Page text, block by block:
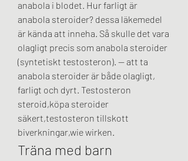
anabola i blodet. Hur farligt är
anabola steroider? dessa läkemedel
är kända att inneha. Så skulle det vara
olagligt precis som anabola steroider
(syntetiskt testosteron). — att ta
anabola steroider är både olagligt,
farligt och dyrt. Testosteron
steroid,köpa steroider
säkert,testosteron tillskott
biverkningar,wie wirken.
Träna med barn